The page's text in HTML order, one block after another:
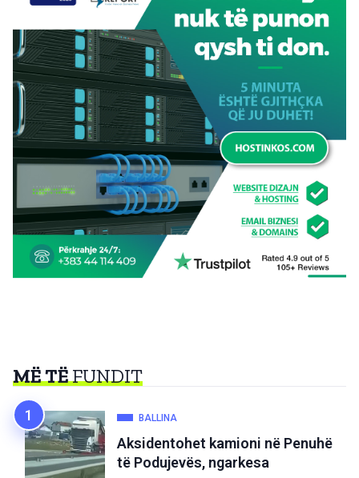
MË TËFUNDIT
BALLINA
Aksidentohet kamioni në Penuhë
të Podujevës, ngarkesa